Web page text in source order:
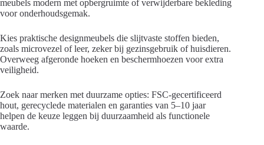
meubels modern met opbergruimte of verwijderbare bekleding
voor onderhoudsgemak.
Kies praktische designmeubels die slijtvaste stoffen bieden,
zoals microvezel of leer, zeker bij gezinsgebruik of huisdieren.
Overweeg afgeronde hoeken en beschermhoezen voor extra
veiligheid.
Zoek naar merken met duurzame opties: FSC-gecertificeerd
hout, gerecyclede materialen en garanties van 5–10 jaar
helpen de keuze leggen bij duurzaamheid als functionele
waarde.